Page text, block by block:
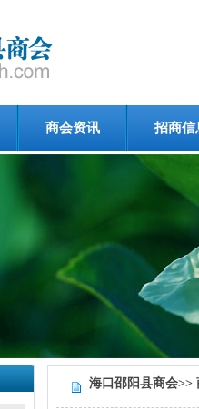
商会资讯 招商信
海口邵阳县商会>>